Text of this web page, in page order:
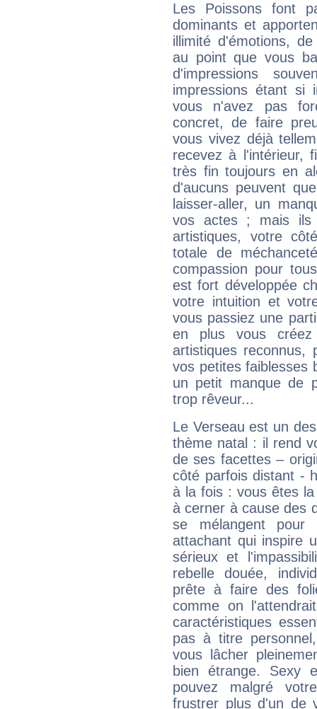
Les Poissons font
dominants et
illimité d'émotions,
au point que vous
d'impressions
impressions étant si
vous n'avez pas
concret, de faire
vous vivez déjà
recevez à l'intérieur,
très fin toujours en
d'aucuns peuvent
laisser-aller, un
vos actes ; mais ils
artistiques, votre
totale de
compassion pour
est fort développée
votre intuition et
vous passiez une
en plus vous
artistiques reconnus,
vos petites faiblesses
un petit manque de
trop rêveur...
Le Verseau est un
thème natal : il rend
de ses facettes –
côté parfois distant -
à la fois : vous êtes
à cerner à cause des
se mélangent
attachant qui inspire
sérieux et
rebelle douée,
prête à faire des
comme on
caractéristiques
pas à titre
vous lâcher
bien étrange. Sexy
pouvez malgré
frustrer plus d'un de